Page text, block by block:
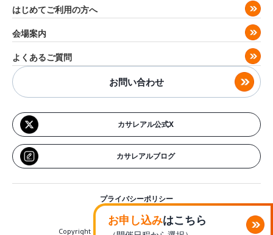
お申し込みはこちら
はじめてご利用の方へ
会場案内
よくあるご質問
お問い合わせ
カサレアル公式X
カサレアルブログ
プライバシーポリシー
コーポレートサイト
Copyright (c) CASAREAL,Inc. All rights reserved.